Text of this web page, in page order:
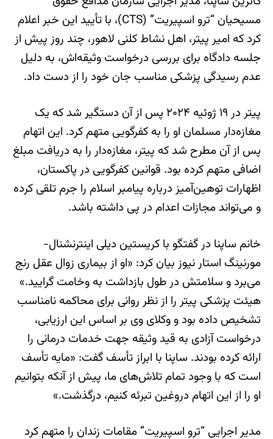
مسیحیان “ترو اسپیریت” (CTS)، با تأیید این خبر اعلام
کرد که امیر پیتر، اهل نشاط کلنی لاهور، چند روز پیش از
جلسه دادگاه برای بررسی درخواست وثیقه‌اش، به دلیل
عدم رسیدگی پزشکی مناسب جان خود را از دست داد.
پیتر در ۱۹ ژوئیه ۲۰۲۴ پس از آن دستگیر شد که یک
مغازه‌دار مسلمان او را به کفرگویی متهم کرد. این اتهام
پس از آن مطرح شد که پیتر، مغازه‌دار را به دریافت مبلغ
اضافی متهم کرده بود. قوانین کفرگویی در پاکستان،
اظهارات توهین‌آمیز درباره پیامبر اسلام را جرم تلقی کرده
و می‌تواند مجازات اعدام در پی داشته باشد.
خانم ساپنا در گفتگو با کریستین دیلی اینترنشنال-
مورنینگ استار نیوز بیان کرد: «او از بیماری زوال عقل رنج
می‌برد و سلامتش در طول بازداشت به وخامت گرایید.»
هیئت پزشکی پیتر را از نظر روانی برای محاکمه نامناسب
تشخیص داده بود و وکلای وی بر اساس این ارزیابی،
درخواست آزادی به قید وثیقه جهت خدمات درمانی را
ارائه کرده بودند. ساپنا با ابراز تأسف گفت: «مایه تأسف
است که با وجود تمام تلاش‌های ما، پیش از آنکه بتوانیم
او را از این اتهام دروغین تبرئه کنیم، درگذشت.»
مدیر اجرایی “ترو اسپیریت” مقامات زندان را متهم کرد